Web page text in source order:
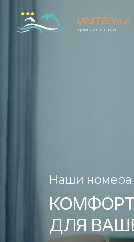
ДОВЕРИЕ ГОСТЕЙ
Наши номера
ДЛЯ